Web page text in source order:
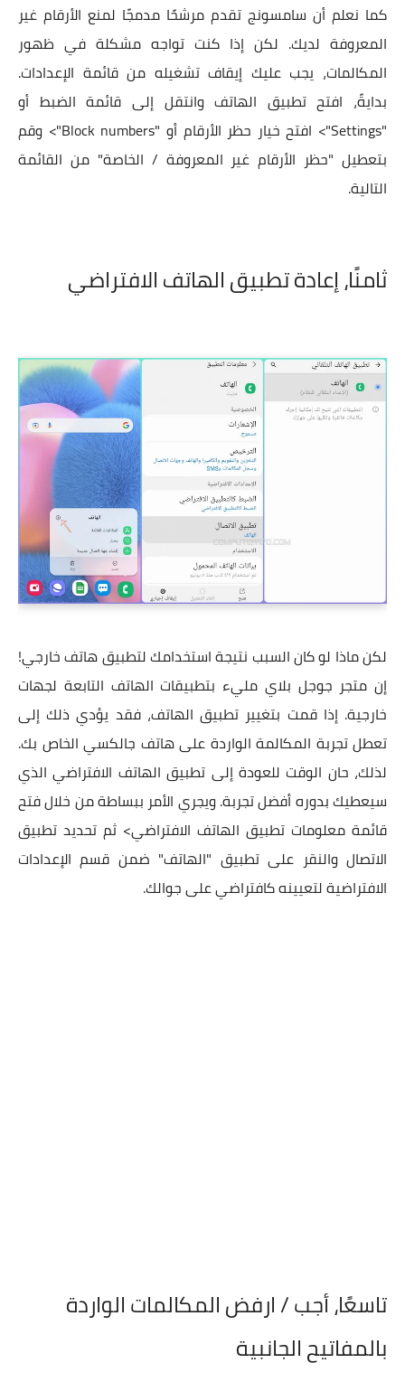
كما نعلم أن سامسونج تقدم مرشحًا مدمجًا لمنع الأرقام غير
المعروفة لديك. لكن إذا كنت تواجه مشكلة في ظهور
المكالمات، يجب عليك إيقاف تشغيله من قائمة الإعدادات.
بدايةً، افتح تطبيق الهاتف وانتقل إلى قائمة الضبط أو
"Settings"> افتح خيار حظر الأرقام أو "Block numbers"> وقم
بتعطيل "حظر الأرقام غير المعروفة / الخاصة" من القائمة
التالية.
ثامنًا،إعادة تطبيق الهاتف الافتراضي
لكن ماذا لو كان السبب نتيجة استخدامك لتطبيق هاتف خارجي!
إن متجر جوجل بلاي مليء بتطبيقات الهاتف التابعة لجهات
خارجية. إذا قمت بتغيير تطبيق الهاتف، فقد يؤدي ذلك إلى
تعطل تجربة المكالمة الواردة على هاتف جالكسي الخاص بك.
لذلك، حان الوقت للعودة إلى تطبيق الهاتف الافتراضي الذي
سيعطيك بدوره أفضل تجربة. ويجري الأمر ببساطة من خلال فتح
قائمة معلومات تطبيق الهاتف الافتراضي> ثم تحديد تطبيق
الاتصال والنقر على تطبيق "الهاتف" ضمن قسم الإعدادات
الافتراضية لتعيينه كافتراضي على جوالك.
تاسعًا،أجب / ارفض المكالمات الواردة
بالمفاتيح الجانبية